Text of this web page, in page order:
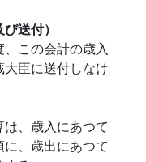
送付）
この会計の歳入
臣に送付しなけ
、歳入にあつて
、歳出にあつて